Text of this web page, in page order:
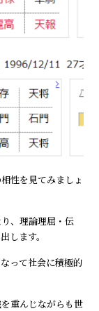
性を見てみましょ
、理論理屈・伝
します。
って社会に積極的
重んじながらも世